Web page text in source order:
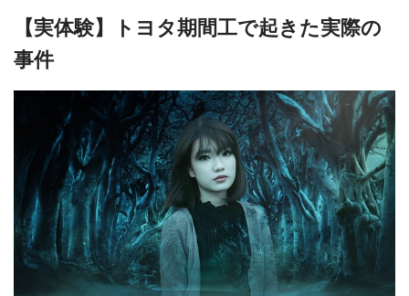
【実体験】トヨタ期間工で起きた実際の
事件